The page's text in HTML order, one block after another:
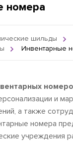
номера
шильды
Инвентарные
и
а также
номера
учреждения